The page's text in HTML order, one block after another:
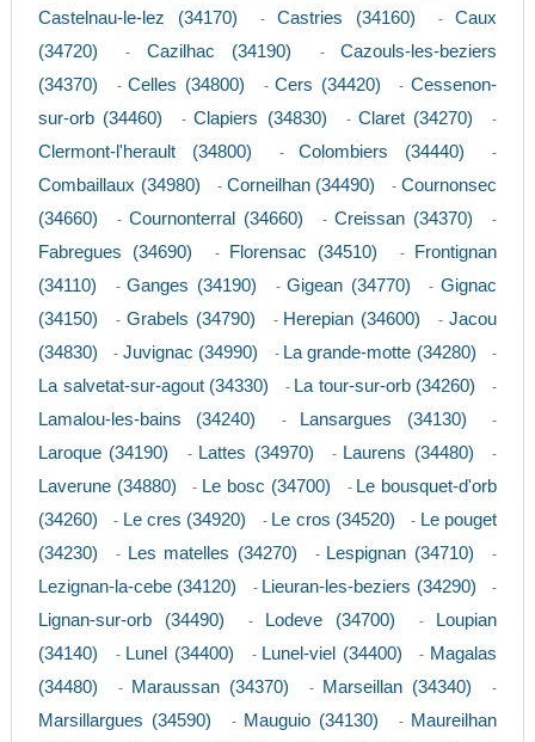
Castelnau-le-lez (34170) - Castries (34160) -Caux
(34720)
- Cazilhac (34190) -Cazouls-les-beziers
(34370)
-Celles (34800) -Cers (34420) -Cessenon-
sur-orb (34460)
-Clapiers (34830) - Claret (34270) -
Clermont-l'herault (34800) -Colombiers (34440) -
Combaillaux (34980) - Corneilhan (34490) -Cournonsec
(34660)
- Cournonterral (34660) -Creissan (34370) -
Fabregues (34690) - Florensac (34510) -
Frontignan
(34110)
-Ganges (34190) -Gigean (34770) -Gignac
(34150)
- Grabels (34790) - Herepian (34600) -Jacou
(34830)
- Juvignac (34990) - La grande-motte (34280) -
La salvetat-sur-agout (34330) - La tour-sur-orb (34260) -
Lamalou-les-bains (34240) - Lansargues (34130) -
Laroque (34190) - Lattes (34970) - Laurens (34480) -
Laverune (34880) - Le bosc (34700) - Le bousquet-d'orb
(34260)
- Le cres (34920) - Le cros (34520) - Le pouget
(34230)
- Les matelles (34270) - Lespignan (34710) -
Lezignan-la-cebe (34120) - Lieuran-les-beziers (34290) -
Lignan-sur-orb (34490) - Lodeve (34700) -
Loupian
(34140)
- Lunel (34400) - Lunel-viel (34400) - Magalas
(34480)
- Maraussan (34370) - Marseillan (34340) -
Marsillargues (34590) - Mauguio (34130) - Maureilhan